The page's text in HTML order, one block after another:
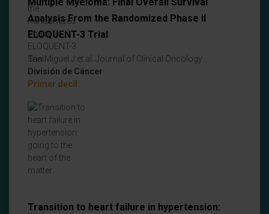
Analysis From the Randomized Phase II
ELOQUENT-3 Trial
San Miguel J et al. Journal of Clinical Oncology.
División de Cáncer
Primer decil
Transition to heart failure in hypertension: